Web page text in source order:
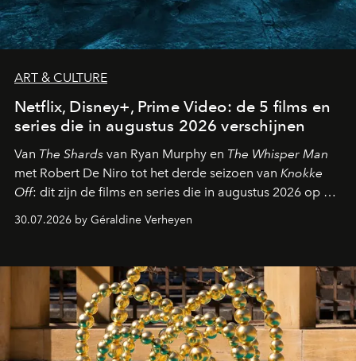
ART & CULTURE
Netflix, Disney+, Prime Video: de 5 films en
series die in augustus 2026 verschijnen
Van The Shards van Ryan Murphy en The Whisper Man
met Robert De Niro tot het derde seizoen van Knokke
Off: dit zijn de films en series die in augustus 2026 op de
streamingplatformen verschijnen.
30.07.2026 by Géraldine Verheyen